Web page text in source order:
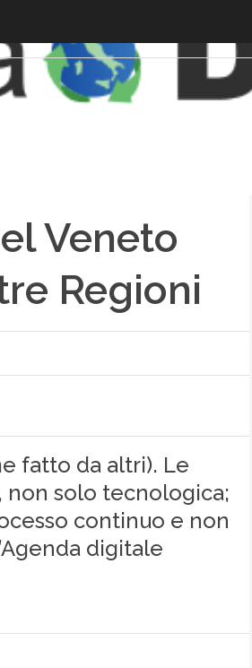
Veneto
Regioni
fatto da altri). Le
non solo tecnologica;
continuo e non
digitale